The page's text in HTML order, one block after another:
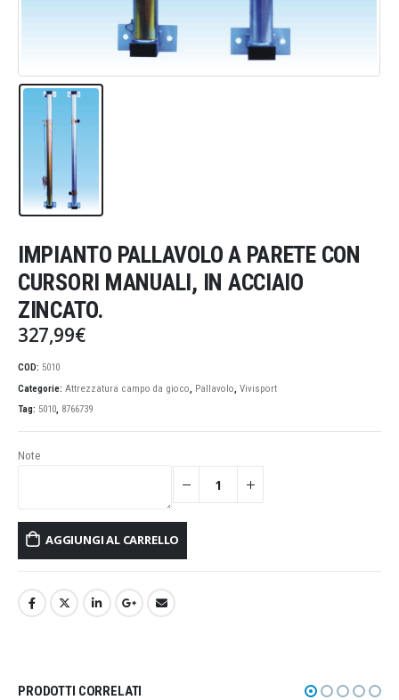
IMPIANTO PALLAVOLO A PARETE CON
CURSORI MANUALI, IN ACCIAIO
ZINCATO.
327,99€
COD: 5010
Categorie: Attrezzatura campo da gioco, Pallavolo, Vivisport
Tag: 5010, 8766739
Note
AGGIUNGI AL CARRELLO
PRODOTTI CORRELATI